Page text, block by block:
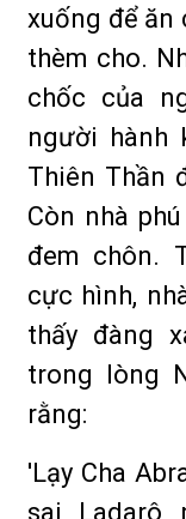
xuống để ăn
thèm cho.
chốc của
người hành
Thiên Thần
Còn nhà
đem chôn.
cực hình,
thấy đàng
trong lòng
rằng:
'Lạy Cha
sai Ladarô